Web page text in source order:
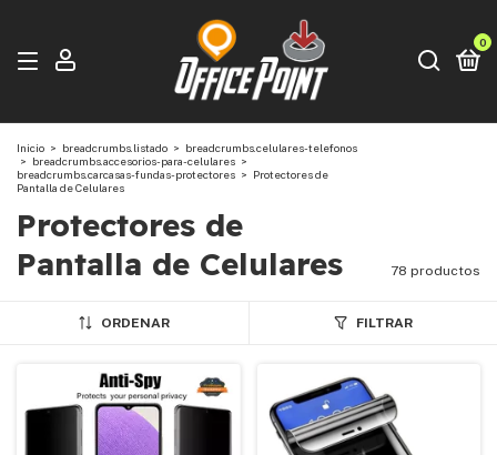
0
Inicio > breadcrumbs.listado > breadcrumbs.celulares-telefonos
> breadcrumbs.accesorios-para-celulares >
breadcrumbs.carcasas-fundas-protectores > Protectores de
Pantalla de Celulares
Protectores de
Pantalla de Celulares
78 productos
ORDENAR FILTRAR